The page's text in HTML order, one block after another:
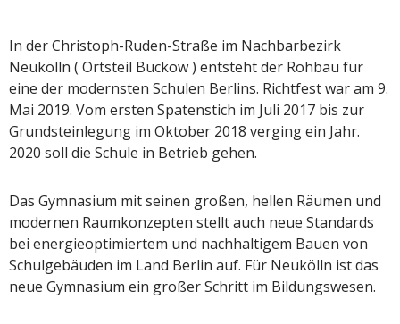
In der Christoph-Ruden-Straße im Nachbarbezirk
Neukölln ( Ortsteil Buckow ) entsteht der Rohbau für
eine der modernsten Schulen Berlins. Richtfest war am 9.
Mai 2019. Vom ersten Spatenstich im Juli 2017 bis zur
Grundsteinlegung im Oktober 2018 verging ein Jahr.
2020 soll die Schule in Betrieb gehen.
Das Gymnasium mit seinen großen, hellen Räumen und
modernen Raumkonzepten stellt auch neue Standards
bei energieoptimiertem und nachhaltigem Bauen von
Schulgebäuden im Land Berlin auf. Für Neukölln ist das
neue Gymnasium ein großer Schritt im Bildungswesen.